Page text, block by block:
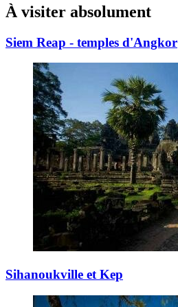
À visiter absolument
Siem Reap - temples d'Angkor
Sihanoukville et Kep